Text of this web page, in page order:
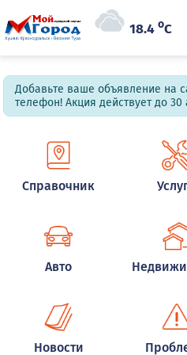
18.4oC
Добавьте ваше объявление на
телефон! Акция действует до 30
Справочник
Авто
Новости